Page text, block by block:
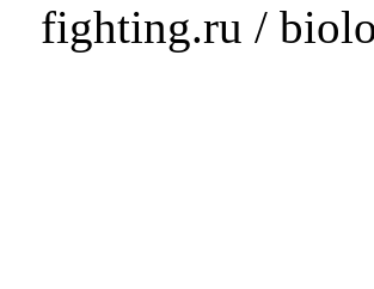
fighting.ru /